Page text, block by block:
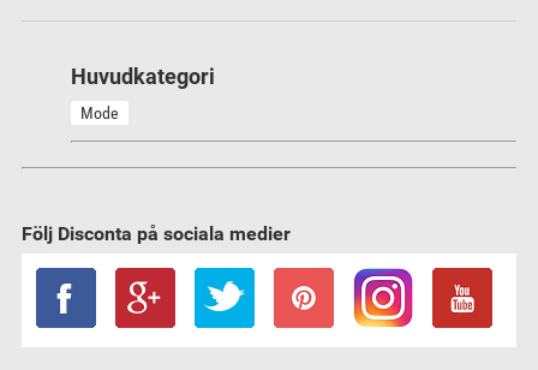
Huvudkategori
Mode
Följ Disconta på sociala medier